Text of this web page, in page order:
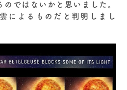
ではないかと思いました。
によるものだと判明しまし